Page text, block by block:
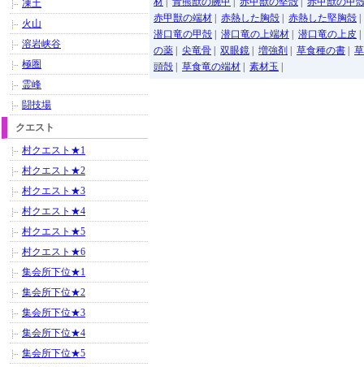
赤甲獣の端材
赤熱した胸殻 赤熱した堅胸殻
潜口竜の甲殻
潜口竜の上端材 潜口竜の上皮
の薬
尖竜骨 双眼鏡 増強剤 草食種の書
頭殻
草食竜の端材 素材玉
凍土
火山
溶岩峡谷
極圏
霊峰
闘技場
クエスト
村クエスト★1
村クエスト★2
村クエスト★3
村クエスト★4
村クエスト★5
村クエスト★6
集会所下位★1
集会所下位★2
集会所下位★3
集会所下位★4
集会所下位★5